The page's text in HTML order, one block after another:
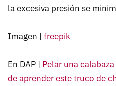
la excesiva presión se
Imagen | freepik
En DAP | Pelar una
de aprender este truco de